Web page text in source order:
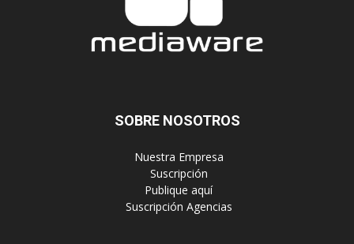
SOBRE NOSOTROS
‎ Nuestra Empresa
‎ Suscripción
‎ Publique aquí
‎ Suscripción Agencias